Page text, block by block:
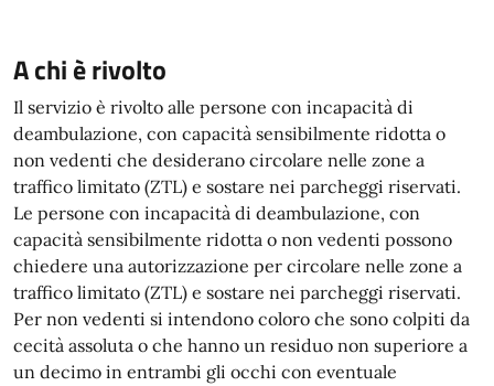
A chi è rivolto
Il servizio è rivolto alle persone con incapacità di
deambulazione, con capacità sensibilmente ridotta o
non vedenti che desiderano circolare nelle zone a
traffico limitato (ZTL) e sostare nei parcheggi riservati.
Le persone con incapacità di deambulazione, con
capacità sensibilmente ridotta o non vedenti possono
chiedere una autorizzazione per circolare nelle zone a
traffico limitato (ZTL) e sostare nei parcheggi riservati.
Per non vedenti si intendono coloro che sono colpiti da
cecità assoluta o che hanno un residuo non superiore a
un decimo in entrambi gli occhi con eventuale